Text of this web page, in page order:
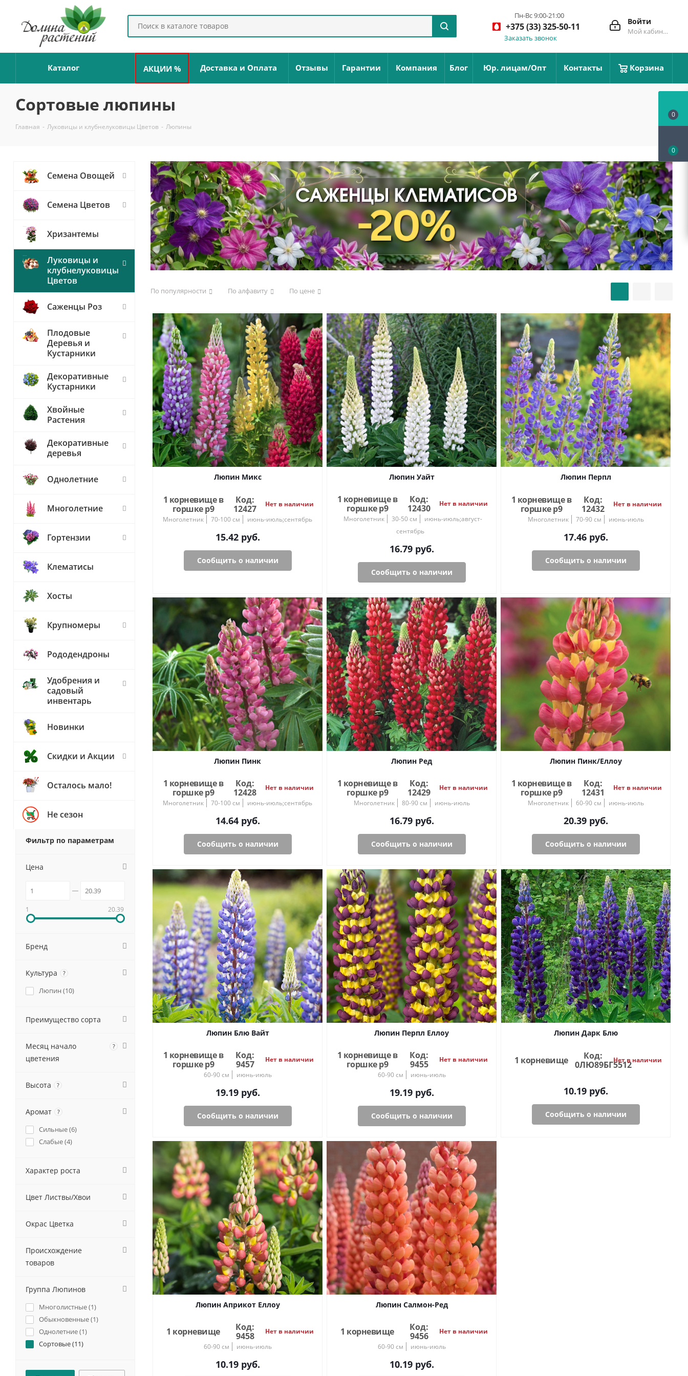
Войти
Мой кабинет
Пн-Вс 9:00-21:00
+375 (33) 325-50-11
Заказать звонок
Каталог АКЦИИ % Доставка и Оплата Отзывы Гарантии Компания Блог Юр. лицам/Опт Контакты Корзина
Сортовые люпины
Главная - Луковицы и клубнелуковицы Цветов - Люпины
По популярности По алфавиту По цене
Люпин Микс
1 корневище в
горшке р9
Код:
12427
Нет в наличии
Многолетник
70-100 см июнь-июль;сентябрь
15.42руб.
Сообщить о наличии
Люпин Уайт
1 корневище в
горшке р9
Код:
12430
Нет в наличии
Многолетник
30-50 см
июнь-июль;август-
сентябрь
16.79руб.
Сообщить о наличии
Люпин Перпл
1 корневище в
горшке р9
Код:
12432
Нет в наличии
Многолетник
70-90 см июнь-июль
17.46руб.
Сообщить о наличии
Люпин Пинк
1 корневище в
горшке р9
Код:
12428
Нет в наличии
Многолетник
70-100 см июнь-июль;сентябрь
14.64руб.
Сообщить о наличии
Люпин Ред
1 корневище в
горшке р9
Код:
12429
Нет в наличии
Многолетник
80-90 см июнь-июль
16.79руб.
Сообщить о наличии
Люпин Пинк/Еллоу
1 корневище в
горшке р9
Код:
12431
Нет в наличии
Многолетник
60-90 см июнь-июль
20.39руб.
Сообщить о наличии
Люпин Блю Вайт
1 корневище в
горшке р9
Код:
9457
Нет в наличии
60-90 см
июнь-июль
19.19руб.
Сообщить о наличии
Люпин Перпл Еллоу
1 корневище в
горшке р9
Код:
9455
Нет в наличии
60-90 см
июнь-июль
19.19руб.
Сообщить о наличии
Люпин Дарк Блю
1 корневище
Код:
0ЛЮ89БГ5512Нет в наличии
10.19руб.
Сообщить о наличии
Люпин Априкот Еллоу
1 корневище
Код:
9458
Нет в наличии
60-90 см
июнь-июль
10.19руб.
Люпин Салмон-Ред
1 корневище
Код:
9456
Нет в наличии
60-90 см
июнь-июль
10.19руб.
Семена Овощей
Семена Цветов
Хризантемы
Луковицы и
клубнелуковицы
Цветов
Саженцы Роз
Плодовые
Деревья и
Кустарники
Декоративные
Кустарники
Хвойные
Растения
Декоративные
деревья
Однолетние
Многолетние
Гортензии
Клематисы
Хосты
Крупномеры
Рододендроны
Удобрения и
садовый
инвентарь
Новинки
Скидки и Акции
Осталось мало!
Не сезон
Фильтр по параметрам
Цена
1 20.39
Бренд
Культура ?
Люпин (10)
Преимущество сорта
Месяц начало
цветения
?
Высота ?
Аромат ?
Сильные (6)
Слабые (4)
Характер роста
Цвет Листвы/Хвои
Окрас Цветка
Происхождение
товаров
Группа Люпинов
Многолистные (1)
Обыкновенные (1)
Однолетние (1)
Сортовые (11)
0
0